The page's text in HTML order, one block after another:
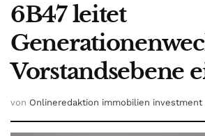
6B47 leitet
Vorstandsebene
von Onlineredaktion immobilien investment